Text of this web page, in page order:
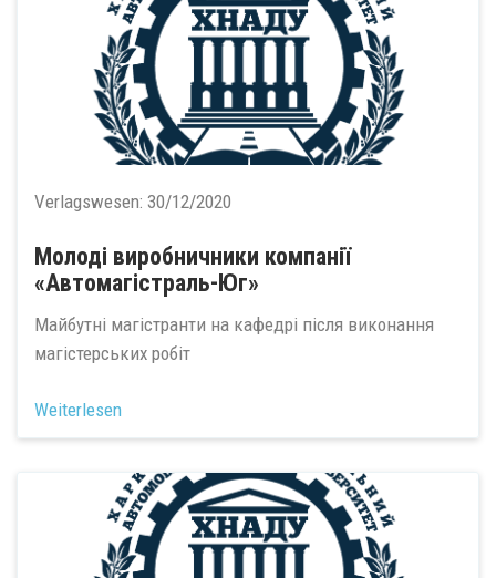
Verlagswesen: 30/12/2020
Молоді виробничники компанії
«Автомагістраль-Юг»
Майбутні магістранти на кафедрі після виконання
магістерських робіт
Weiterlesen